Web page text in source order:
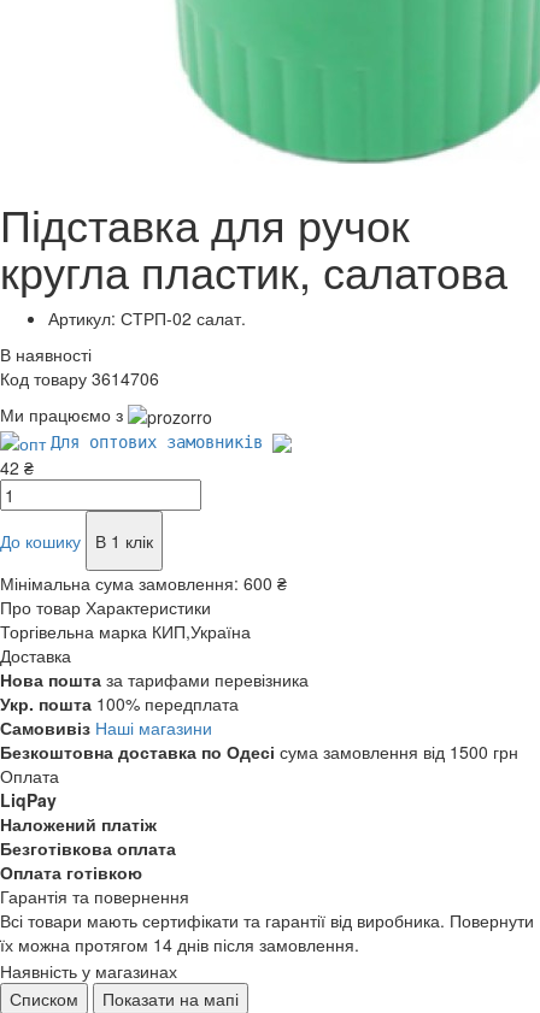
Підставка для ручок
кругла пластик, салатова
Артикул: СТРП-02 салат.
В наявності
Код товару 3614706
Ми працюємо з
Для оптових замовників
42 ₴
До кошику
В 1 клік
Мінімальна сума замовлення: 600 ₴
Про товар Характеристики
Торгівельна марка КИП,Україна
Доставка
Нова пошта за тарифами перевізника
Укр. пошта 100% передплата
Самовивіз Наші магазини
Безкоштовна доставка по Одесі сума замовлення від 1500 грн
Оплата
LiqPay
Наложений платіж
Безготівкова оплата
Оплата готівкою
Гарантія та повернення
Всі товари мають сертифікати та гарантії від виробника. Повернути
їх можна протягом 14 днів після замовлення.
Наявність у магазинах
Списком
Показати на мапі